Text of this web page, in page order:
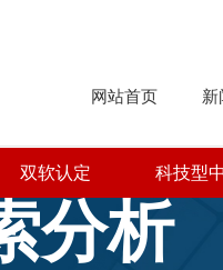
网站首页 新
双软认定 科技型
分析